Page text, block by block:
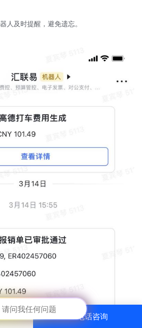
人及时提醒，避免遗忘。
电话咨询